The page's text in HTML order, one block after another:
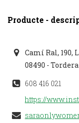
Producte -
Camí Ral, 190,
08490 - Tordera
608 416 021
https://